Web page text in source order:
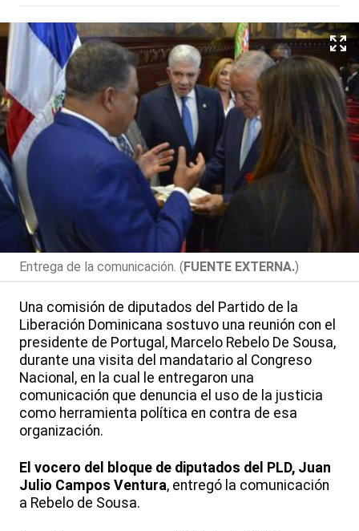
Entrega de la comunicación. (FUENTE EXTERNA.)
Una comisión de diputados del Partido de la
Liberación Dominicana sostuvo una reunión con el
presidente de Portugal, Marcelo Rebelo De Sousa,
durante una visita del mandatario al Congreso
Nacional, en la cual le entregaron una
comunicación que denuncia el uso de la justicia
como herramienta política en contra de esa
organización.
El vocero del bloque de diputados del PLD, Juan
Julio Campos Ventura, entregó la comunicación
a Rebelo de Sousa.